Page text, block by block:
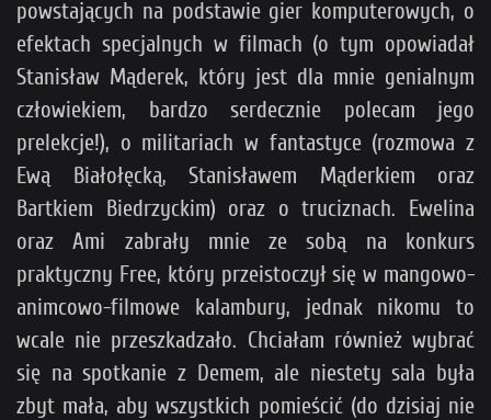
powstających na podstawie gier komputerowych, o
efektach specjalnych w filmach (o tym opowiadał
Stanisław Mąderek, który jest dla mnie genialnym
człowiekiem, bardzo serdecznie polecam jego
prelekcje!), o militariach w fantastyce (rozmowa z
Ewą Białołęcką, Stanisławem Mąderkiem oraz
Bartkiem Biedrzyckim) oraz o truciznach. Ewelina
oraz Ami zabrały mnie ze sobą na konkurs
praktyczny Free, który przeistoczył się w mangowo-
animcowo-filmowe kalambury, jednak nikomu to
wcale nie przeszkadzało. Chciałam również wybrać
się na spotkanie z Demem, ale niestety sala była
zbyt mała, aby wszystkich pomieścić (do dzisiaj nie